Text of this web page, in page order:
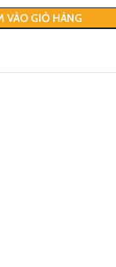
VÀO GIỎ HÀNG